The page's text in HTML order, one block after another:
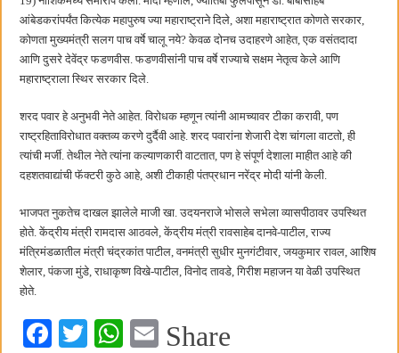
आंबेडकरांपर्यंत कित्येक महापुरुष ज्या महाराष्ट्राने दिले, अशा महाराष्ट्रात कोणते सरकार,
कोणता मुख्यमंत्री सलग पाच वर्षे चालू नये? केवळ दोनच उदाहरणे आहेत, एक वसंतदादा
आणि दुसरे देवेंद्र फडणवीस. फडणवीसांनी पाच वर्षे राज्याचे सक्षम नेतृत्व केले आणि
महाराष्ट्राला स्थिर सरकार दिले.
शरद पवार हे अनुभवी नेते आहेत. विरोधक म्हणून त्यांनी आमच्यावर टीका करावी, पण
राष्ट्रहिताविरोधात वक्तव्य करणे दुर्दैवी आहे. शरद पवारांना शेजारी देश चांगला वाटतो, ही
त्यांची मर्जी. तेथील नेते त्यांना कल्याणकारी वाटतात, पण हे संपूर्ण देशाला माहीत आहे की
दहशतवाद्यांची फॅक्टरी कुठे आहे, अशी टीकाही पंतप्रधान नरेंद्र मोदी यांनी केली.
भाजपत नुकतेच दाखल झालेले माजी खा. उदयनराजे भोसले सभेला व्यासपीठावर उपस्थित
होते. केंद्रीय मंत्री रामदास आठवले, केंद्रीय मंत्री रावसाहेब दानवे-पाटील, राज्य
मंत्रिमंडळातील मंत्री चंद्रकांत पाटील, वनमंत्री सुधीर मुनगंटीवार, जयकुमार रावल, आशिष
शेलार, पंकजा मुंडे, राधाकृष्ण विखे-पाटील, विनोद तावडे, गिरीश महाजन या वेळी उपस्थित
होते.
Fa T
W E
Share